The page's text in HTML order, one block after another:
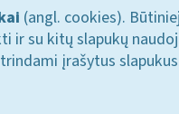
(angl. cookies).
ir su kitų slapukų
įrašytus